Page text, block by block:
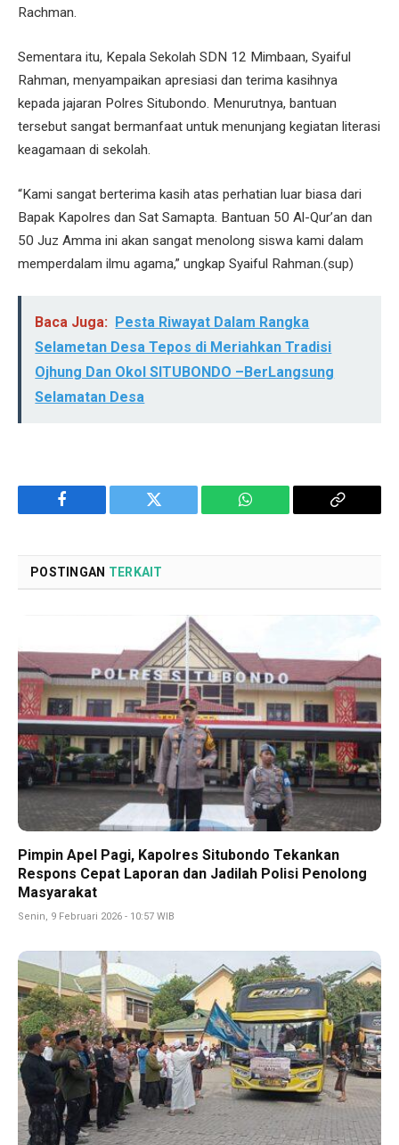
Rachman.
Sementara itu, Kepala Sekolah SDN 12 Mimbaan, Syaiful
Rahman, menyampaikan apresiasi dan terima kasihnya
kepada jajaran Polres Situbondo. Menurutnya, bantuan
tersebut sangat bermanfaat untuk menunjang kegiatan literasi
keagamaan di sekolah.
“Kami sangat berterima kasih atas perhatian luar biasa dari
Bapak Kapolres dan Sat Samapta. Bantuan 50 Al-Qur’an dan
50 Juz Amma ini akan sangat menolong siswa kami dalam
memperdalam ilmu agama,” ungkap Syaiful Rahman.(sup)
Baca Juga: Pesta Riwayat Dalam Rangka
Selametan Desa Tepos di Meriahkan Tradisi
Ojhung Dan Okol SITUBONDO –BerLangsung
Selamatan Desa
Facebook Twitter WhatsApp
Copy
POSTINGAN TERKAIT
Pimpin Apel Pagi, Kapolres Situbondo Tekankan
Respons Cepat Laporan dan Jadilah Polisi Penolong
Masyarakat
Senin, 9 Februari 2026 - 10:57 WIB